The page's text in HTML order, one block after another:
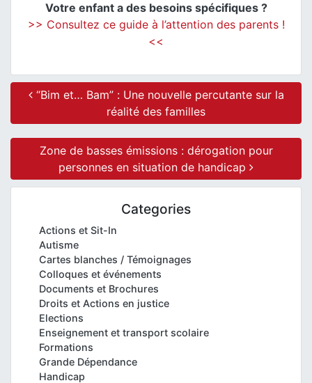
Votre enfant a des besoins spécifiques ?
>> Consultez ce guide à l’attention des parents !
<<
Post navigation
“Bim et… Bam” : Une nouvelle percutante sur la
réalité des familles
Zone de basses émissions : dérogation pour
personnes en situation de handicap
Categories
Actions et Sit-In
Autisme
Cartes blanches / Témoignages
Colloques et événements
Documents et Brochures
Droits et Actions en justice
Elections
Enseignement et transport scolaire
Formations
Grande Dépendance
Handicap